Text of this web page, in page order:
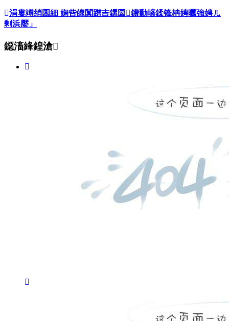
涓婁竴绡囷細 娴呰皥闃蹭吉鏍囩鐨勫嵃鍒锋柟娉曞強娉ㄦ
剰浜嬮」
鐚滀綘鍠滄